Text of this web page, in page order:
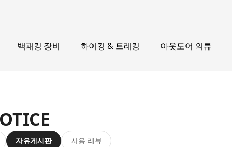
백패킹 장비 하이킹 & 트레킹 아웃도어 의류
자유게시판 사용 리뷰